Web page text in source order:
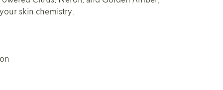
skin chemistry.